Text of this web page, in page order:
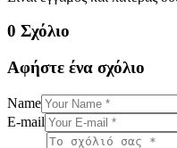
0 Σχόλιο
Αφήστε ένα σχόλιο
Name
E-mail